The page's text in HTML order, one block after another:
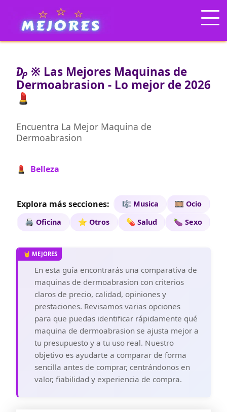
₯ ※ Las Mejores Maquinas de
Dermoabrasion - Lo mejor de 2026
💄
Encuentra La Mejor Maquina de
Dermoabrasion
💄 Belleza
Explora más secciones: 🎼 Musica
🎞️ Ocio
🖨️ Oficina
⭐ Otros 💊 Salud 🍆 Sexo
En esta guía encontrarás una comparativa de
maquinas de dermoabrasion con criterios
claros de precio, calidad, opiniones y
prestaciones. Revisamos varias opciones
para que puedas identificar rápidamente qué
maquina de dermoabrasion se ajusta mejor a
tu presupuesto y a tu uso real. Nuestro
objetivo es ayudarte a comparar de forma
sencilla antes de comprar, centrándonos en
valor, fiabilidad y experiencia de compra.